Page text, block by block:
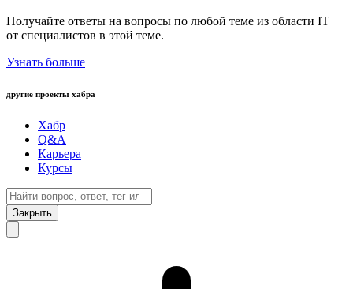
Получайте ответы на вопросы по любой теме из области IT
от специалистов в этой теме.
Узнать больше
другие проекты хабра
Хабр
Q&A
Карьера
Курсы
Закрыть